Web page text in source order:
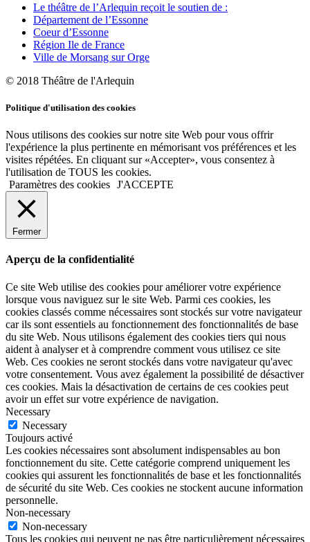
Le théâtre de l’Arlequin reçoit le soutien de :
Département de l’Essonne
Coeur d’Essonne
Région Ile de France
Ville de Morsang sur Orge
© 2018 Théâtre de l'Arlequin
Politique d'utilisation des cookies
Nous utilisons des cookies sur notre site Web pour vous offrir
l'expérience la plus pertinente en mémorisant vos préférences et les
visites répétées. En cliquant sur «Accepter», vous consentez à
l'utilisation de TOUS les cookies.
Paramètres des cookies J'ACCEPTE
Fermer
Aperçu de la confidentialité
Ce site Web utilise des cookies pour améliorer votre expérience
lorsque vous naviguez sur le site Web. Parmi ces cookies, les
cookies classés comme nécessaires sont stockés sur votre navigateur
car ils sont essentiels au fonctionnement des fonctionnalités de base
du site Web. Nous utilisons également des cookies tiers qui nous
aident à analyser et à comprendre comment vous utilisez ce site
Web. Ces cookies ne seront stockés dans votre navigateur qu'avec
votre consentement. Vous avez également la possibilité de désactiver
ces cookies. Mais la désactivation de certains de ces cookies peut
avoir un effet sur votre expérience de navigation.
Necessary
Necessary
Toujours activé
Les cookies nécessaires sont absolument indispensables au bon
fonctionnement du site. Cette catégorie comprend uniquement les
cookies qui assurent les fonctionnalités de base et les fonctionnalités
de sécurité du site Web. Ces cookies ne stockent aucune information
personnelle.
Non-necessary
Non-necessary
Tous les cookies qui peuvent ne pas être particulièrement nécessaires